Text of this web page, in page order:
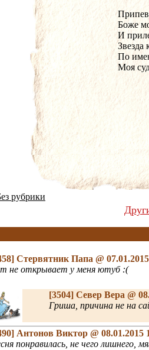
Припев
Боже
И
Звезда
По
Моя
рубрики
Стервятник Папа @
не открывает у меня ютуб :(
[3504] Север Вера @
Гриша, причина не на
Антонов Виктор @ 08.01.2015
понравилась, не чего лишнего,